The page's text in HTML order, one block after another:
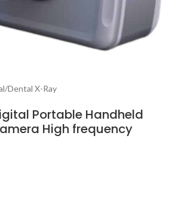
/Dental X-Ray
Portable Handheld
High frequency